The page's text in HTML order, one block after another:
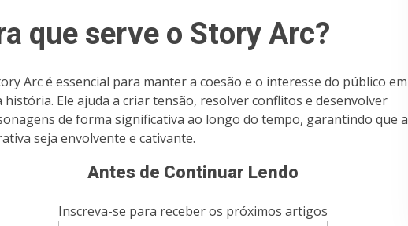
que serve o Story Arc?
Arc é essencial para manter a coesão e o interesse do público em
história. Ele ajuda a criar tensão, resolver conflitos e desenvolver
de forma significativa ao longo do tempo, garantindo que a
seja envolvente e cativante.
Antes de Continuar Lendo
Inscreva-se para receber os próximos artigos